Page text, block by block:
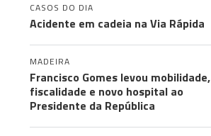
CASOS DO DIA
Acidente em cadeia na Via Rápida
MADEIRA
Francisco Gomes levou mobilidade,
fiscalidade e novo hospital ao
Presidente da República